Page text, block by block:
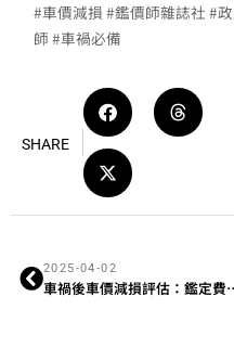
#車價減損 #鑑價師雜誌社 #
師 #車禍必備
SHARE
2025-04-02
車禍後車價減